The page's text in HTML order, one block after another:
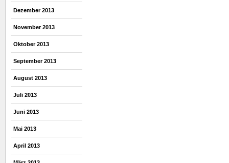
Dezember 2013
November 2013
Oktober 2013
September 2013
August 2013
Juli 2013
Juni 2013
Mai 2013
April 2013